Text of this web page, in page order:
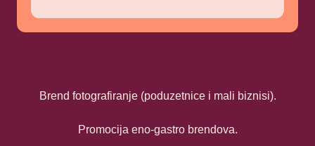
Brend fotografiranje (poduzetnice i mali biznisi).
Promocija eno-gastro brendova.